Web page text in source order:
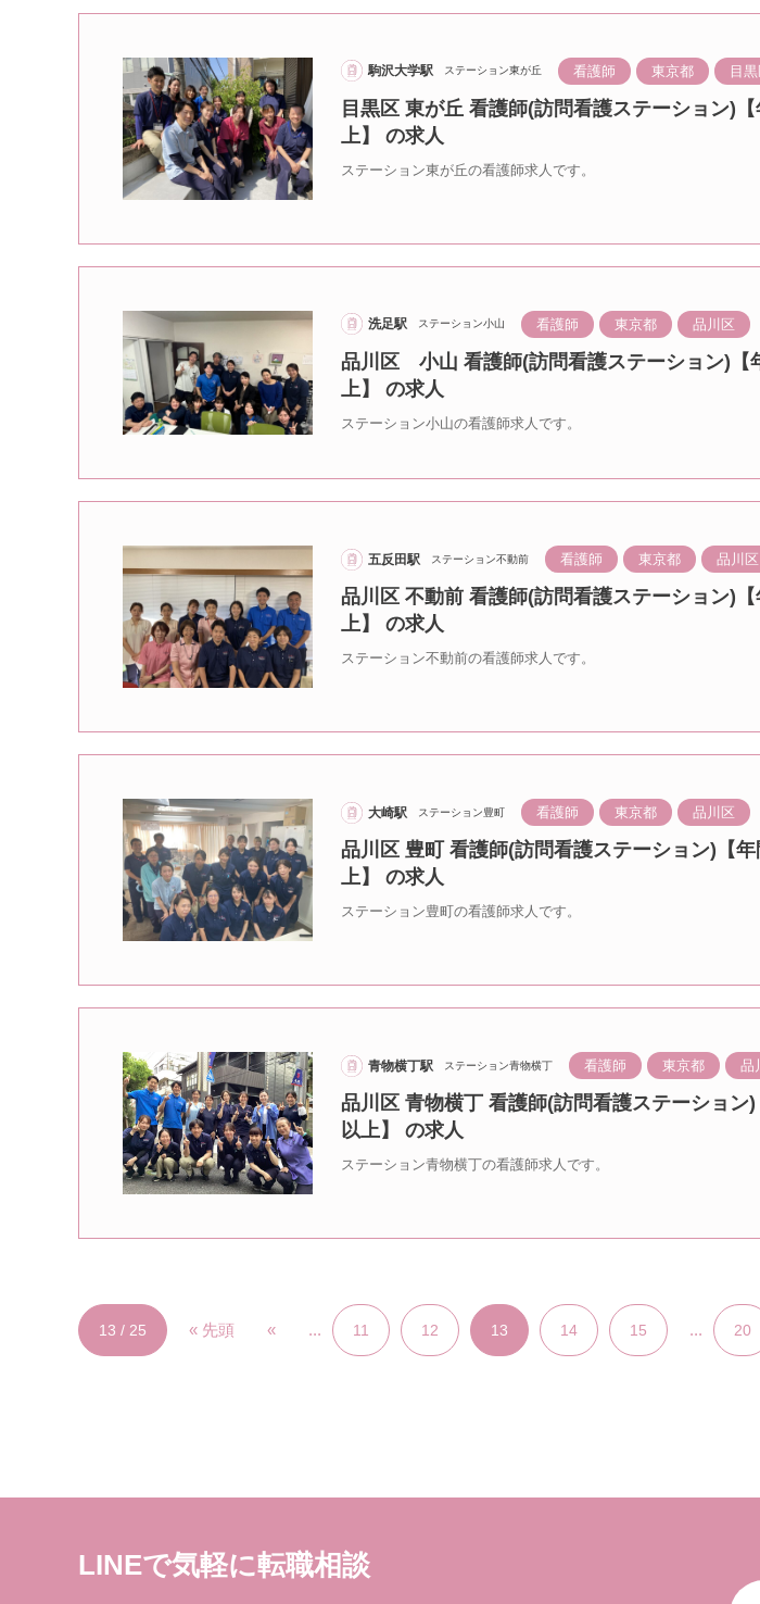
駒沢大学駅 ステーション東が丘 看護師 東京都 目
目黒区 東が丘 看護師(訪問看護ステーション)
上】 の求人
ステーション東が丘の看護師求人です。
洗足駅 ステーション小山 看護師 東京都 品川区
品川区 小山 看護師(訪問看護ステーション)【
上】 の求人
ステーション小山の看護師求人です。
五反田駅 ステーション不動前 看護師 東京都 品川区
品川区 不動前 看護師(訪問看護ステーション)
上】 の求人
ステーション不動前の看護師求人です。
大崎駅 ステーション豊町 看護師 東京都 品川区
品川区 豊町 看護師(訪問看護ステーション)【
上】 の求人
ステーション豊町の看護師求人です。
青物横丁駅 ステーション青物横丁 看護師 東京都 品
品川区 青物横丁 看護師(訪問看護ステーショ
以上】 の求人
ステーション青物横丁の看護師求人です。
13 / 25 « 先頭 « ... 11 12 13 14 15 ... 20
LINEで気軽に転職相談